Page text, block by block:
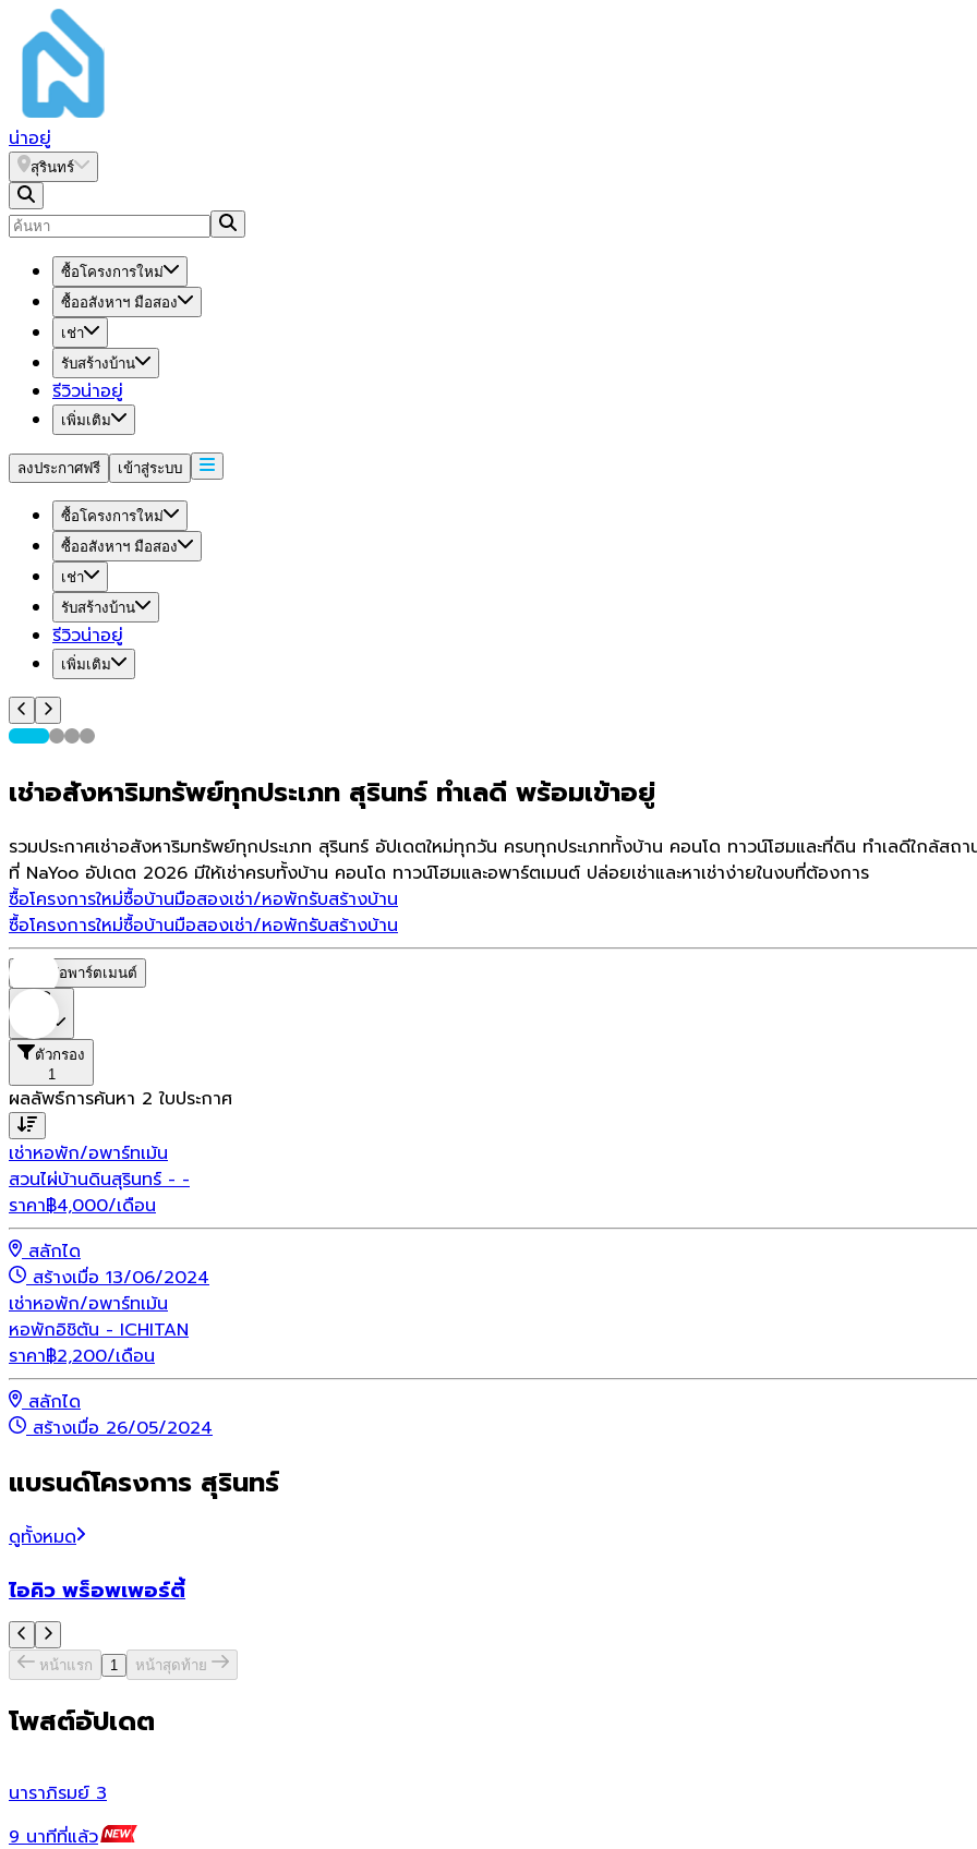
น่าอยู่
สุรินทร์
ซื้อโครงการใหม่
ซื้ออสังหาฯ มือสอง
เช่า
รับสร้างบ้าน
รีวิวน่าอยู่
เพิ่มเติม
ลงประกาศฟรี เข้าสู่ระบบ
ซื้อโครงการใหม่
ซื้ออสังหาฯ มือสอง
เช่า
รับสร้างบ้าน
รีวิวน่าอยู่
เพิ่มเติม
เช่าอสังหาริมทรัพย์ทุกประเภท สุรินทร์ ทำเลดี พร้อมเข้าอยู่
รวมประกาศเช่าอสังหาริมทรัพย์ทุกประเภท สุรินทร์ อัปเดตใหม่ทุกวัน ครบทุกประเภททั้งบ้าน คอนโด ทาวน์โฮมและที่ดิน ทำเลดีใกล้ส
ที่ NaYoo อัปเดต 2026 มีให้เช่าครบทั้งบ้าน คอนโด ทาวน์โฮมและอพาร์ตเมนต์ ปล่อยเช่าและหาเช่าง่ายในงบที่ต้องการ
ซื้อโครงการใหม่ซื้อบ้านมือสองเช่า/หอพักรับสร้างบ้าน
ซื้อโครงการใหม่ซื้อบ้านมือสองเช่า/หอพักรับสร้างบ้าน
หอพัก/อพาร์ตเมนต์
ตัวกรอง
1
ผลลัพธ์การค้นหา 2 ใบประกาศ
เช่าหอพัก/อพาร์ทเม้น
สวนไผ่บ้านดินสุรินทร์ - -
ราคา฿4,000/เดือน
สลักได
สร้างเมื่อ 13/06/2024
เช่าหอพัก/อพาร์ทเม้น
หอพักอิชิตัน - ICHITAN
ราคา฿2,200/เดือน
สลักได
สร้างเมื่อ 26/05/2024
แบรนด์โครงการ สุรินทร์
ดูทั้งหมด
ไอคิว พร็อพเพอร์ตี้
หน้าแรก 1 หน้าสุดท้าย
โพสต์อัปเดต
นาราภิรมย์ 3
9 นาทีที่แล้ว